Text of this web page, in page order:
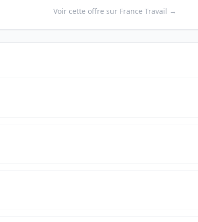
Voir cette offre sur France Travail →